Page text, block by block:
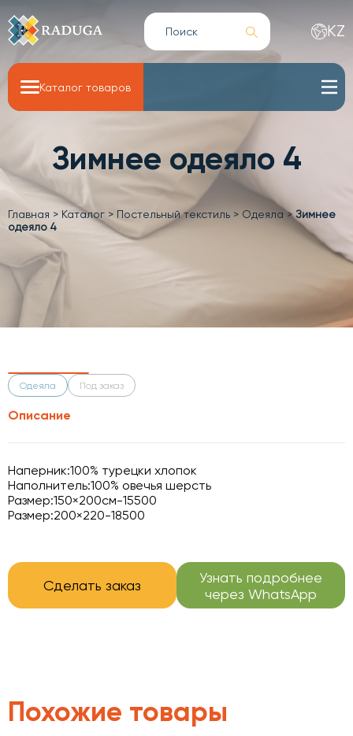
KZ
Каталог товаров
Зимнее одеяло 4
Главная > Каталог > Постельный текстиль > Одеяла >Зимнее
одеяло 4
Одеяла Под заказ
Описание
Наперник:100% турецки хлопок
Наполнитель:100% овечья шерсть
Размер:150×200см-15500
Размер:200×220-18500
Сделать заказ
Узнать подробнее
через WhatsApp
Похожие товары